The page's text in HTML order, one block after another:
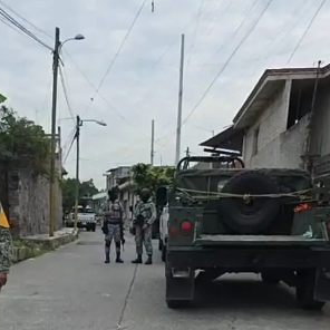
registrados durante
capital.